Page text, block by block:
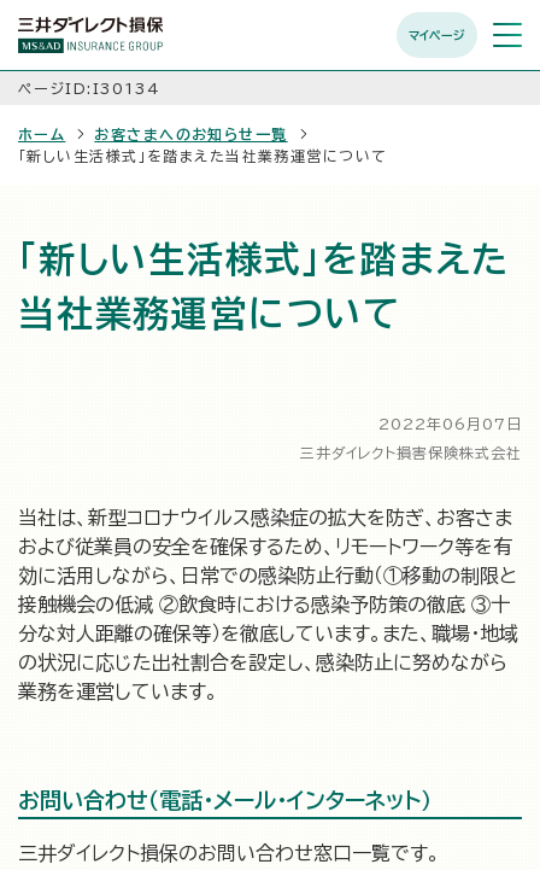
マイページ
メニュ
開く
ページID:I30134
ホーム
お客さまへのお知らせ一覧
「新しい生活様式」を踏まえた当社業務運営について
「新しい生活様式」を踏まえた
当社業務運営について
2022年06月07日
三井ダイレクト損害保険株式会社
当社は、新型コロナウイルス感染症の拡大を防ぎ、お客さま
および従業員の安全を確保するため、リモートワーク等を有
効に活用しながら、日常での感染防止行動（①移動の制限と
接触機会の低減 ②飲食時における感染予防策の徹底 ③十
分な対人距離の確保等）を徹底しています。また、職場・地域
の状況に応じた出社割合を設定し、感染防止に努めながら
業務を運営しています。
お問い合わせ（電話・メール・インターネット）
三井ダイレクト損保のお問い合わせ窓口一覧です。